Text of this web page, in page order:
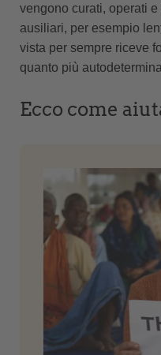
vengono curati, operati
ausiliari, per esempio
vista per sempre riceve
quanto più
Ecco come